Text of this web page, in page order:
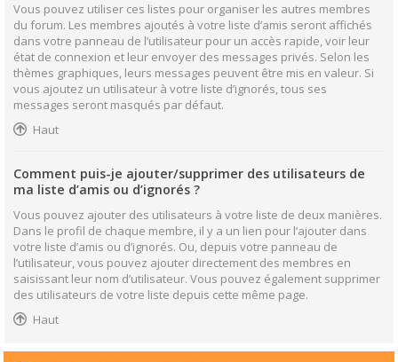
Vous pouvez utiliser ces listes pour organiser les autres membres
du forum. Les membres ajoutés à votre liste d’amis seront affichés
dans votre panneau de l’utilisateur pour un accès rapide, voir leur
état de connexion et leur envoyer des messages privés. Selon les
thèmes graphiques, leurs messages peuvent être mis en valeur. Si
vous ajoutez un utilisateur à votre liste d’ignorés, tous ses
messages seront masqués par défaut.
Haut
Comment puis-je ajouter/supprimer des utilisateurs de
ma liste d’amis ou d’ignorés ?
Vous pouvez ajouter des utilisateurs à votre liste de deux manières.
Dans le profil de chaque membre, il y a un lien pour l’ajouter dans
votre liste d’amis ou d’ignorés. Ou, depuis votre panneau de
l’utilisateur, vous pouvez ajouter directement des membres en
saisissant leur nom d’utilisateur. Vous pouvez également supprimer
des utilisateurs de votre liste depuis cette même page.
Haut